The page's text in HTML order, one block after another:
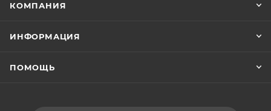
КОМПАНИЯ
ИНФОРМАЦИЯ
ПОМОЩЬ